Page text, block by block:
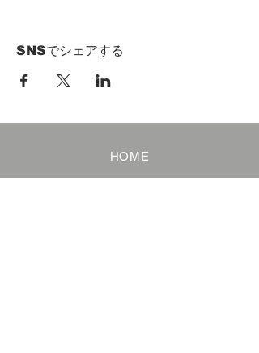
SNSでシェアする
HOME